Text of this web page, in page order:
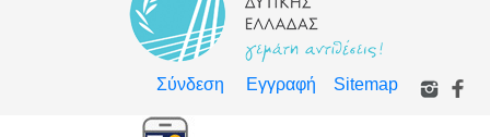
Σύνδεση Εγγραφή Sitemap